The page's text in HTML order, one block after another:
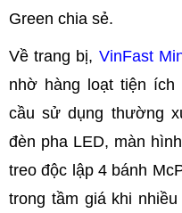
Green chia sẻ.
Về trang bị, VinFast
nhờ hàng loạt tiện
cầu sử dụng thường
đèn pha LED, màn
treo độc lập 4 bánh
trong tầm giá khi